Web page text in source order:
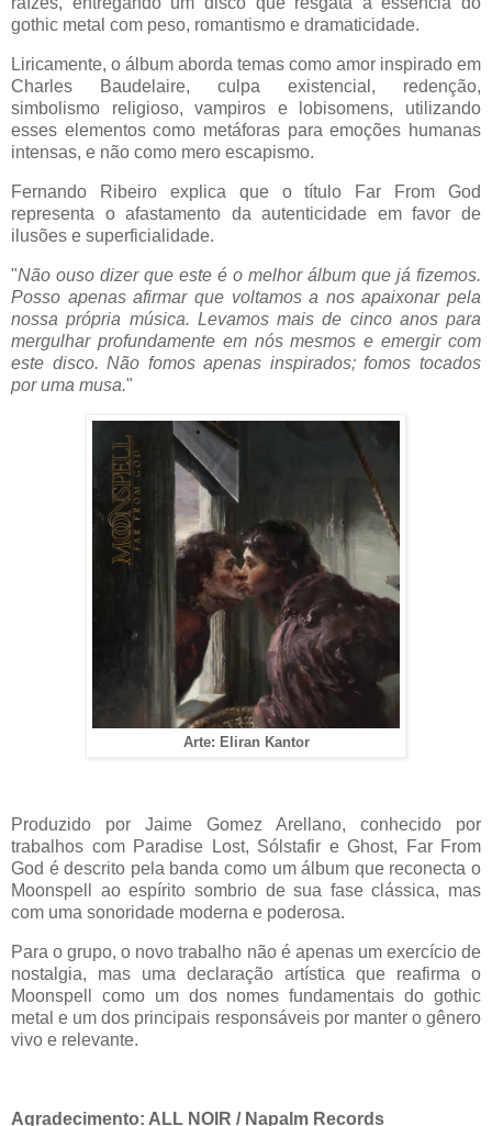
gothic metal com peso, romantismo e dramaticidade.
Liricamente, o álbum aborda temas como amor inspirado em
Charles Baudelaire, culpa existencial, redenção,
simbolismo religioso, vampiros e lobisomens, utilizando
esses elementos como metáforas para emoções humanas
intensas, e não como mero escapismo.
Fernando Ribeiro explica que o título Far From God
representa o afastamento da autenticidade em favor de
ilusões e superficialidade.
"Não ouso dizer que este é o melhor álbum que já fizemos.
Posso apenas afirmar que voltamos a nos apaixonar pela
nossa própria música. Levamos mais de cinco anos para
mergulhar profundamente em nós mesmos e emergir com
este disco. Não fomos apenas inspirados; fomos tocados
por uma musa."
Arte: Eliran Kantor
Produzido por Jaime Gomez Arellano, conhecido por
trabalhos com Paradise Lost, Sólstafir e Ghost, Far From
God é descrito pela banda como um álbum que reconecta o
Moonspell ao espírito sombrio de sua fase clássica, mas
com uma sonoridade moderna e poderosa.
Para o grupo, o novo trabalho não é apenas um exercício de
nostalgia, mas uma declaração artística que reafirma o
Moonspell como um dos nomes fundamentais do gothic
metal e um dos principais responsáveis por manter o gênero
vivo e relevante.
Agradecimento: ALL NOIR / Napalm Records